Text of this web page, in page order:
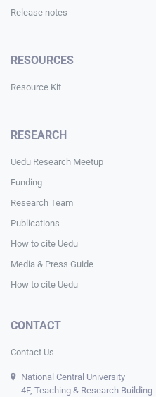
Release notes
RESOURCES
Resource Kit
RESEARCH
Uedu Research Meetup
Funding
Research Team
Publications
How to cite Uedu
Media & Press Guide
How to cite Uedu
CONTACT
Contact Us
National Central University
4F, Teaching & Research Building